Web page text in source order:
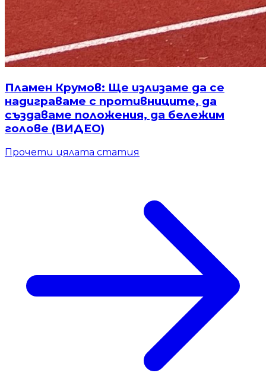
Пламен Крумов: Ще излизаме да се
надиграваме с противниците, да
създаваме положения, да бележим
голове (ВИДЕО)
Прочети цялата статия